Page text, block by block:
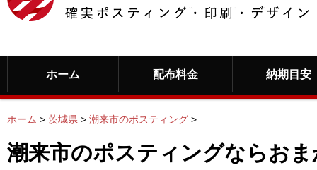
ホーム 配布料金 納期目安
ホーム > 茨城県 > 潮来市のポスティング >
潮来市のポスティングならお